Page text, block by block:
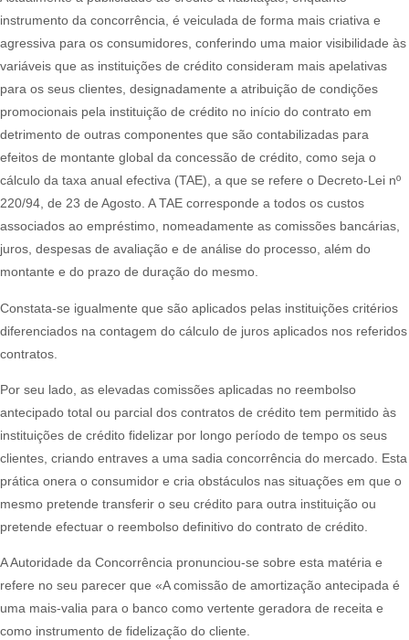
instrumento da concorrência, é veiculada de forma mais criativa e
agressiva para os consumidores, conferindo uma maior visibilidade às
variáveis que as instituições de crédito consideram mais apelativas
para os seus clientes, designadamente a atribuição de condições
promocionais pela instituição de crédito no início do contrato em
detrimento de outras componentes que são contabilizadas para
efeitos de montante global da concessão de crédito, como seja o
cálculo da taxa anual efectiva (TAE), a que se refere o Decreto-Lei nº
220/94, de 23 de Agosto. A TAE corresponde a todos os custos
associados ao empréstimo, nomeadamente as comissões bancárias,
juros, despesas de avaliação e de análise do processo, além do
montante e do prazo de duração do mesmo.​
​Constata-se igualmente que são aplicados pelas instituições critérios
diferenciados na contagem do cálculo de juros aplicados nos referidos
contratos.​
Por seu lado, as elevadas comissões aplicadas no reembolso
antecipado total ou parcial dos contratos de crédito tem permitido às
instituições de crédito fidelizar por longo período de tempo os seus
clientes, criando entraves a uma sadia concorrência do mercado. Esta
prática onera o consumidor e cria obstáculos nas situações em que o
mesmo pretende transferir o seu crédito para outra instituição ou
pretende efectuar o reembolso definitivo do contrato de crédito.​
A Autoridade da Concorrência pronunciou-se sobre esta matéria e
refere no seu parecer que «A comissão de amortização antecipada é
uma mais-valia para o banco como vertente geradora de receita e
como instrumento de fidelização do cliente.​